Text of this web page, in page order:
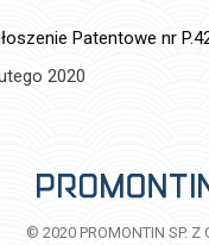
Patentowe nr
2020
© 2020 PROMONTIN SP. Z